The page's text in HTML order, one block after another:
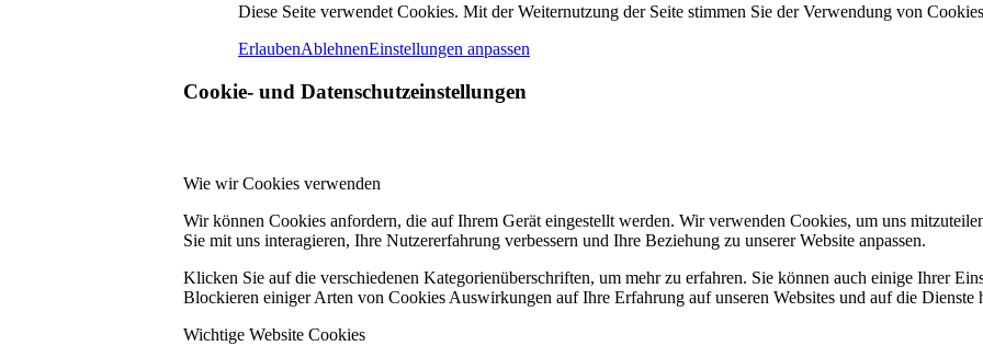
Diese Seite verwendet Cookies. Mit der Weiternutzung der Seite stimmen Sie der Verwendung von
ErlaubenAblehnenEinstellungen anpassen
Cookie- und Datenschutzeinstellungen
Wie wir Cookies verwenden
Wir können Cookies anfordern, die auf Ihrem Gerät eingestellt werden. Wir verwenden Cookies, um uns
Sie mit uns interagieren, Ihre Nutzererfahrung verbessern und Ihre Beziehung zu unserer Website anpassen.
Klicken Sie auf die verschiedenen Kategorienüberschriften, um mehr zu erfahren. Sie können auch einige Ihrer
Blockieren einiger Arten von Cookies Auswirkungen auf Ihre Erfahrung auf unseren Websites und auf die Dienste
Wichtige Website Cookies